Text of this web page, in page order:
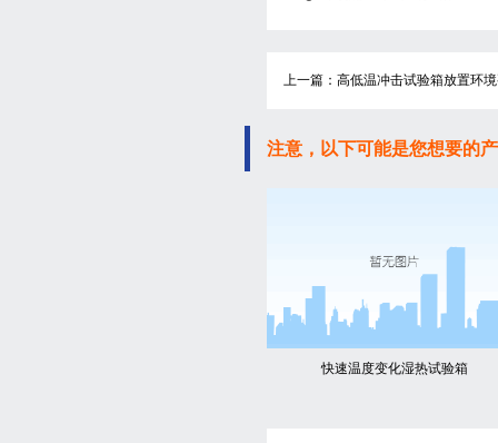
上一篇：高低温冲击试验箱放置环
注意，以下可能是您想要的
快速温度变化湿热试验箱